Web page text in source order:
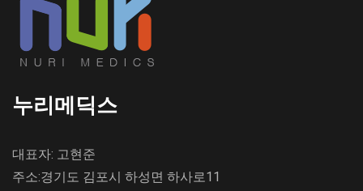
누리메딕스
대표자: 고현준
주소:경기도 김포시 하성면 하사로11